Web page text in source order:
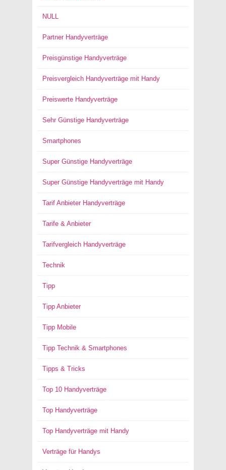
NULL
Partner Handyverträge
Preisgünstige Handyverträge
Preisvergleich Handyverträge mit Handy
Preiswerte Handyverträge
Sehr Günstige Handyverträge
Smartphones
Super Günstige Handyverträge
Super Günstige Handyverträge mit Handy
Tarif Anbieter Handyverträge
Tarife & Anbieter
Tarifvergleich Handyverträge
Technik
Tipp
Tipp Anbieter
Tipp Mobile
Tipp Technik & Smartphones
Tipps & Tricks
Top 10 Handyverträge
Top Handyverträge
Top Handyverträge mit Handy
Verträge für Handys